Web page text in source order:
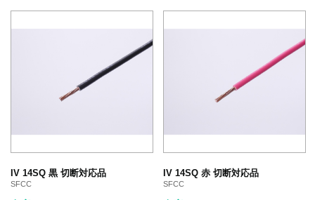
IV 14SQ 黒 切断対応品
SFCC
IV 14SQ 赤 切断対応品
SFCC